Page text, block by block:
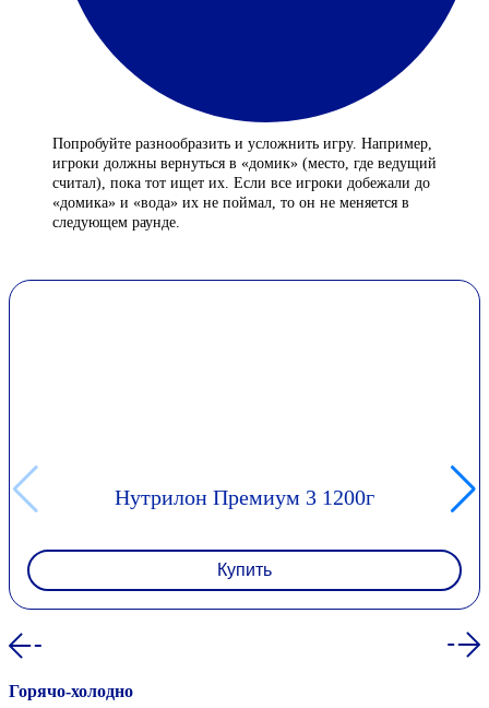
Попробуйте разнообразить и усложнить игру. Например,
игроки должны вернуться в «домик» (место, где ведущий
считал), пока тот ищет их. Если все игроки добежали до
«домика» и «вода» их не поймал, то он не меняется в
следующем раунде.
Нутрилон Премиум 3 1200г
Купить
Горячо-холодно